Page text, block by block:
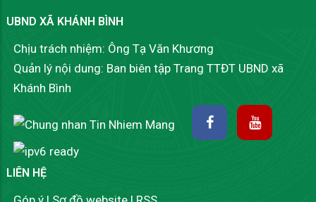
UBND XÃ KHÁNH BÌNH
Chịu trách nhiệm: Ông Tạ Văn Khương
Quản lý nội dung: Ban biên tập Trang TTĐT UBND xã
Khánh Bình
LIÊN HỆ